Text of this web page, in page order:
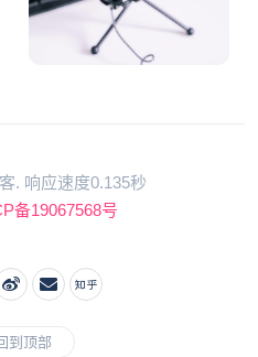
. 响应速度0.135秒
备19067568号
到顶部